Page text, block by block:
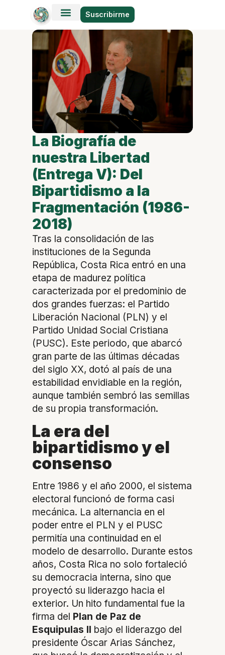
Suscribirme
La Biografía de
nuestra Libertad
(Entrega V): Del
Bipartidismo a la
Fragmentación (1986-
2018)
Tras la consolidación de las
instituciones de la Segunda
República, Costa Rica entró en una
etapa de madurez política
caracterizada por el predominio de
dos grandes fuerzas: el Partido
Liberación Nacional (PLN) y el
Partido Unidad Social Cristiana
(PUSC). Este periodo, que abarcó
gran parte de las últimas décadas
del siglo XX, dotó al país de una
estabilidad envidiable en la región,
aunque también sembró las semillas
de su propia transformación.
La era del
bipartidismo y el
consenso
Entre 1986 y el año 2000, el sistema
electoral funcionó de forma casi
mecánica. La alternancia en el
poder entre el PLN y el PUSC
permitía una continuidad en el
modelo de desarrollo. Durante estos
años, Costa Rica no solo fortaleció
su democracia interna, sino que
proyectó su liderazgo hacia el
exterior. Un hito fundamental fue la
firma del Plan de Paz de
Esquipulas II bajo el liderazgo del
presidente Óscar Arias Sánchez,